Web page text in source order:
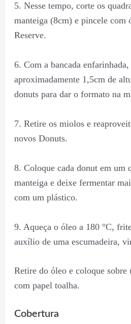
5. Nesse tempo, corte os
manteiga (8cm) e pincele com
Reserve.
6. Com a bancada
aproximadamente 1,5cm de
donuts para dar o formato na
7. Retire os miolos e
novos Donuts.
8. Coloque cada donut em um
manteiga e deixe fermentar
com um plástico.
9. Aqueça o óleo a 180 °C,
auxílio de uma escumadeira,
Retire do óleo e coloque sobre
com papel toalha.
Cobertura